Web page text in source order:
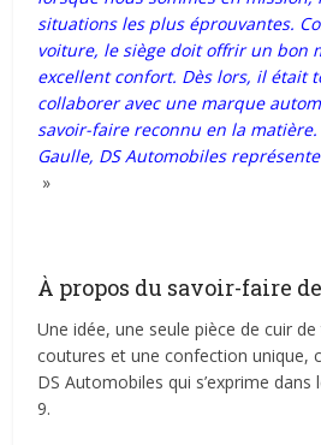
situations les plus éprouvantes.
voiture, le siège doit offrir un bon
excellent confort. Dès lors, il était
collaborer avec une marque
savoir-faire reconnu en la matière.
Gaulle, DS Automobiles
»
À propos du savoir-faire
Une idée, une seule pièce de cuir
coutures et une confection unique,
DS Automobiles qui s’exprime dans
9.